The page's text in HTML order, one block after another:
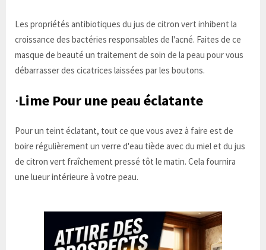
Les propriétés antibiotiques du jus de citron vert inhibent la
croissance des bactéries responsables de l'acné. Faites de ce
masque de beauté un traitement de soin de la peau pour vous
débarrasser des cicatrices laissées par les boutons.
·Lime Pour une peau éclatante
Pour un teint éclatant, tout ce que vous avez à faire est de
boire régulièrement un verre d'eau tiède avec du miel et du jus
de citron vert fraîchement pressé tôt le matin. Cela fournira
une lueur intérieure à votre peau.